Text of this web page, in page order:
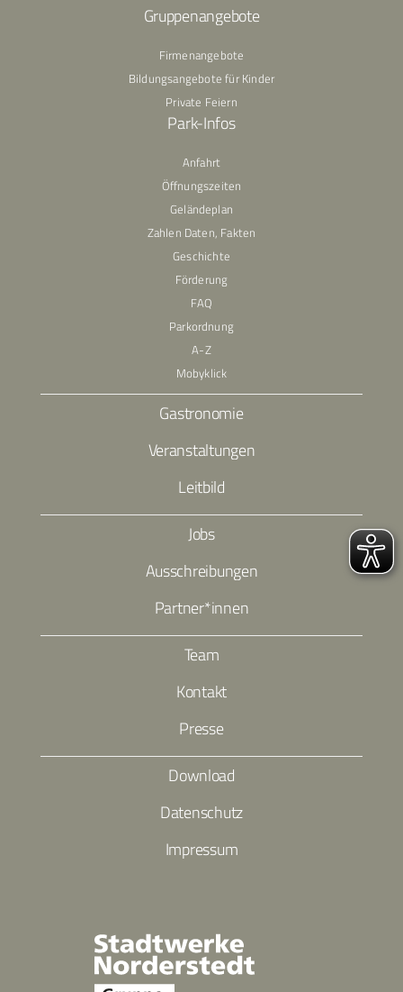
Gruppenangebote
Firmenangebote
Bildungsangebote für Kinder
Private Feiern
Park-Infos
Anfahrt
Öffnungszeiten
Geländeplan
Zahlen Daten, Fakten
Geschichte
Förderung
FAQ
Parkordnung
A-Z
Mobyklick
Gastronomie
Veranstaltungen
Leitbild
Jobs
Ausschreibungen
Partner*innen
Team
Kontakt
Presse
Download
Datenschutz
Impressum